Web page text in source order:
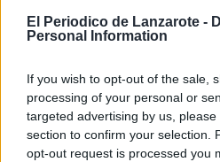
El Periodico de Lanzarote -
Personal Information
If you wish to opt-out of the sale,
processing of your personal or
targeted advertising by us,
section to confirm your selection.
opt-out request is processed you
esa meta en una realidad”.
se suma a la continuidad en el
de la extremo Melania Cabrera y
incorporación de las laterales Ana
Luisa Da Silva y Nathália
dirección deportiva continúa